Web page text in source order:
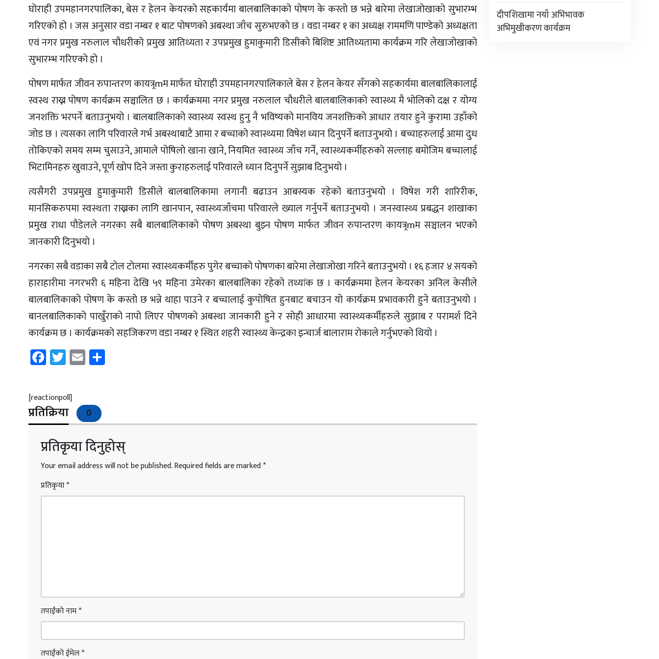
घोराही उपमहानगरपालिका, बेस र हेलन केयरको सहकार्यमा बालबालिकाको पोषण के कस्तो छ भन्ने बारेमा लेखाजोखाको सुभारम्भ
गरिएको हो । जस अनुसार वडा नम्बर १ बाट पोषणको अबस्था जाँच सुरुभएको छ । वडा नम्बर १ का अध्यक्ष राममणि पाण्डेको अध्यक्षता
एवं नगर प्रमुख नरुलाल चौधरीको प्रमुख आतिथ्यता र उपप्रमुख हुमाकुमारी डिसीको बिशिष्ट आतिथ्यतामा कार्यक्रम गरि लेखाजोखाको
सुभारम्भ गरिएको हो ।
पोषण मार्फत जीवन रुपान्तरण कायत्र्रmम मार्फत घोराही उपमहानगरपालिकाले बेस र हेलन केयर सँगको सहकार्यमा बालबालिकालाई
स्वस्थ राख्न पोषण कार्यक्रम सञ्चालित छ । कार्यक्रममा नगर प्रमुख नरुलाल चौधरीले बालबालिकाको स्वास्थ्य मै भोलिको दक्ष र योग्य
जनशक्ति भरपर्ने बताउनुभयो । बालबालिकाको स्वास्थ्य स्वस्थ हुनु नै भविष्यको मानविय जनशक्तिको आधार तयार हुने कुरामा उहाँको
जोड छ । त्यसका लागि परिवारले गर्भ अबस्थाबाटै आमा र बच्चाको स्वास्थ्यमा विषेश ध्यान दिनुपर्ने बताउनुभयो । बच्चाहरुलाई आमा दुध
तोकिएको समय सम्म चुसाउने, आमाले पोषिलो खाना खाने, नियमित स्वास्थ्य जाँच गर्ने, स्वास्थ्यकर्मीहरुको सल्लाह बमोजिम बच्चालाई
भिटामिनहरु खुवाउने, पूर्ण खोप दिने जस्ता कुराहरुलाई परिवारले ध्यान दिनुपर्ने सुझाब दिनुभयो ।
त्यसैगरी उपप्रमुख हुमाकुमारी डिसीले बालबालिकामा लगानी बढाउन आबस्यक रहेको बताउनुभयो । विषेश गरी शारिरीक,
मानसिकरुपमा स्वस्थता राख्नका लागि खानपान, स्वास्थ्यजाँचमा परिवारले ख्याल गर्नुपर्ने बताउनुभयो । जनस्वास्थ्य प्रबद्धन शाखाका
प्रमुख राधा पौडेलले नगरका सबै बालबालिकाको पोषण अबस्था बुझ्न पोषण मार्फत जीवन रुपान्तरण कायत्र्रmम सञ्चालन भएको
जानकारी दिनुभयो ।
नगरका सबै वडाका सबै टोल टोलमा स्वास्थ्यकर्मीहरु पुगेर बच्चाको पोषणका बारेमा लेखाजोखा गरिने बताउनुभयो । १६ हजार ४ सयको
हाराहारीमा नगरभरी ६ महिना देखि ५९ महिना उमेरका बालबालिका रहेको तथ्यांक छ । कार्यक्रममा हेलन केयरका अनिल केसीले
बालबालिकाको पोषण के कस्तो छ भन्ने थाहा पाउने र बच्चालाई कुपोषित हुनबाट बचाउन यो कार्यक्रम प्रभावकारी हुने बताउनुभयो ।
बानलबालिकाको पाखुँराको नापो लिएर पोषणको अबस्था जानकारी हुने र सोही आधारमा स्वास्थ्यकर्मीहरुले सुझाब र परामर्श दिने
कार्यक्रम छ । कार्यक्रमको सहजिकरण वडा नम्बर १ स्थित शहरी स्वास्थ्य केन्द्रका इन्चार्ज बालाराम रोकाले गर्नुभएको थियो ।
Facebook
Twitter
Email
[reactionpoll]
प्रतिक्रिया 0
प्रतिकृया दिनुहोस्
Your email address will not be published.Required fields are marked*
प्रतिकृया*
तपाईंको नाम*
तपाईंको ईमेल*
दीपशिखामा नयाँ अभिभावक
अभिमुखीकरण कार्यक्रम